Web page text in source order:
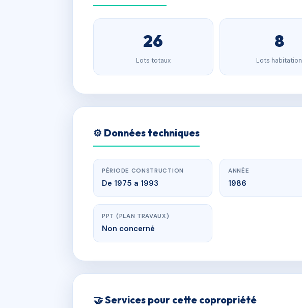
26
Lots totaux
8
Lots habitation
⚙️ Données techniques
PÉRIODE CONSTRUCTION
De 1975 a 1993
ANNÉE
1986
PPT (PLAN TRAVAUX)
Non concerné
🤝 Services pour cette copropriété